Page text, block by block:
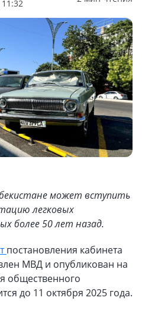
может вступить
легковых
более 50 лет назад.
постановления кабинета
МВД и опубликован на
общественного
до 11 октября 2025 года.